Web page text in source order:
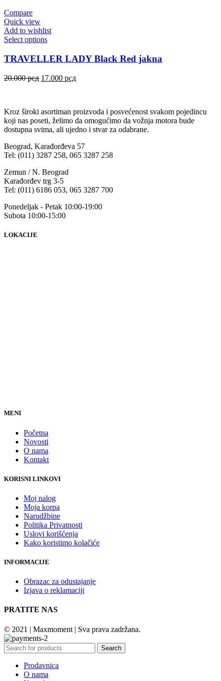
Compare
Quick view
Add to wishlist
Select options
TRAVELLER LADY Black Red jakna
20.000рсд 17.000 рсд
Kroz široki asortiman proizvoda i posvećenost svakom pojedincu
koji nas poseti, želimo da omogućimo da vožnja motora bude
dostupna svima, ali ujedno i stvar za odabrane.
Beograd, Karađorđeva 57
Tel: (011) 3287 258, 065 3287 258
Zemun / N. Beograd
Karađorđev trg 3-5
Tel: (011) 6186 053, 065 3287 700
Ponedeljak - Petak 10:00-19:00
Subota 10:00-15:00
LOKACIJE
MENI
Početna
Novosti
O nama
Kontakt
KORISNI LINKOVI
Moj nalog
Moja korpa
Narudžbine
Politika Privatnosti
Uslovi korišćenja
Kako koristimo kolačiće
INFORMACIJE
Obrazac za odustajanje
Izjava o reklamaciji
PRATITE NAS
© 2021 | Maxmoment | Sva prava zadržana.
Search
Prodavnica
O nama